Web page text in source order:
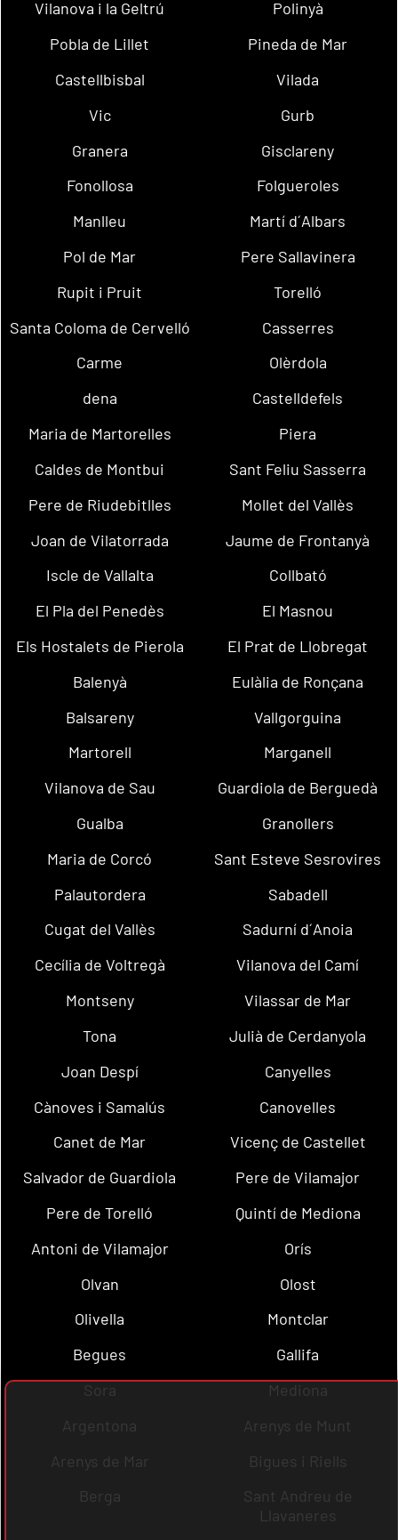
Vilanova i la Geltrú
Polinyà
Pobla de Lillet
Pineda de Mar
Castellbisbal
Vilada
Vic
Gurb
Granera
Gisclareny
Fonollosa
Folgueroles
Manlleu
Martí d´Albars
Pol de Mar
Pere Sallavinera
Rupit i Pruit
Torelló
Santa Coloma de Cervelló
Casserres
Carme
Olèrdola
dena
Castelldefels
Maria de Martorelles
Piera
Caldes de Montbui
Sant Feliu Sasserra
Pere de Riudebitlles
Mollet del Vallès
Joan de Vilatorrada
Jaume de Frontanyà
Iscle de Vallalta
Collbató
El Pla del Penedès
El Masnou
Els Hostalets de Pierola
El Prat de Llobregat
Balenyà
Eulàlia de Ronçana
Balsareny
Vallgorguina
Martorell
Marganell
Vilanova de Sau
Guardiola de Berguedà
Gualba
Granollers
Maria de Corcó
Sant Esteve Sesrovires
Palautordera
Sabadell
Cugat del Vallès
Sadurní d´Anoia
Cecília de Voltregà
Vilanova del Camí
Montseny
Vilassar de Mar
Tona
Julià de Cerdanyola
Joan Despí
Canyelles
Cànoves i Samalús
Canovelles
Canet de Mar
Vicenç de Castellet
Salvador de Guardiola
Pere de Vilamajor
Pere de Torelló
Quintí de Mediona
Antoni de Vilamajor
Orís
Olvan
Olost
Olivella
Montclar
Begues
Gallifa
Sora
Mediona
Argentona
Arenys de Munt
Arenys de Mar
Bigues i Riells
Berga
Sant Andreu de
Llavaneres